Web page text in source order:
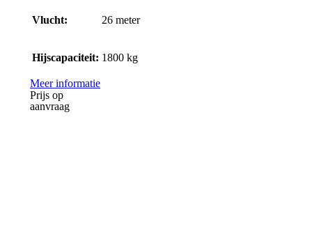
Vlucht: 26 meter
Hijscapaciteit: 1800 kg
Meer informatie
Prijs op
aanvraag